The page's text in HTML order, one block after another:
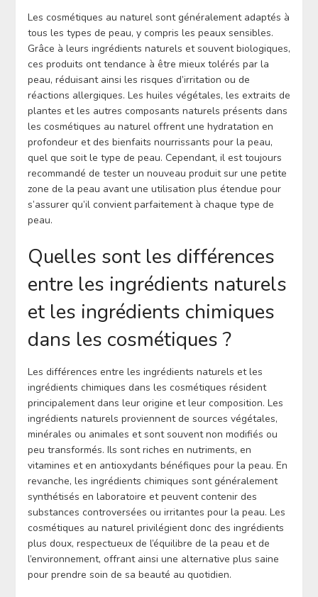
Les cosmétiques au naturel sont généralement adaptés à
tous les types de peau, y compris les peaux sensibles.
Grâce à leurs ingrédients naturels et souvent biologiques,
ces produits ont tendance à être mieux tolérés par la
peau, réduisant ainsi les risques d’irritation ou de
réactions allergiques. Les huiles végétales, les extraits de
plantes et les autres composants naturels présents dans
les cosmétiques au naturel offrent une hydratation en
profondeur et des bienfaits nourrissants pour la peau,
quel que soit le type de peau. Cependant, il est toujours
recommandé de tester un nouveau produit sur une petite
zone de la peau avant une utilisation plus étendue pour
s’assurer qu’il convient parfaitement à chaque type de
peau.
Quelles sont les différences
entre les ingrédients naturels
et les ingrédients chimiques
dans les cosmétiques ?
Les différences entre les ingrédients naturels et les
ingrédients chimiques dans les cosmétiques résident
principalement dans leur origine et leur composition. Les
ingrédients naturels proviennent de sources végétales,
minérales ou animales et sont souvent non modifiés ou
peu transformés. Ils sont riches en nutriments, en
vitamines et en antioxydants bénéfiques pour la peau. En
revanche, les ingrédients chimiques sont généralement
synthétisés en laboratoire et peuvent contenir des
substances controversées ou irritantes pour la peau. Les
cosmétiques au naturel privilégient donc des ingrédients
plus doux, respectueux de l’équilibre de la peau et de
l’environnement, offrant ainsi une alternative plus saine
pour prendre soin de sa beauté au quotidien.